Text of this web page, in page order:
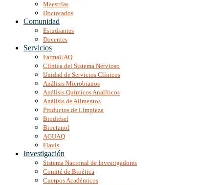
Maestrías
Doctorados
Comunidad
Estudiantes
Docentes
Servicios
FarmaUAQ
Clínica del Sistema Nervioso
Unidad de Servicios Clínicos
Análisis Microbianos
Análisis Químicos Analíticos
Análisis de Alimentos
Productos de Limpieza
Biodiésel
Bioetanol
AGUAQ
Flavis
Investigación
Sistema Nacional de Investigadores
Comité de Bioética
Cuerpos Académicos